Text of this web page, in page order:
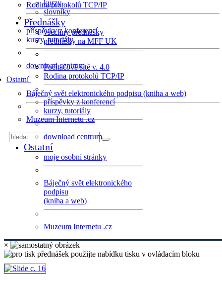
Rodina protokolů TCP/IP
příspěvky z konferencí
kurzy, tutoriály
download centrum
Ostatní
Báječný svět elektronického podpisu (kniha a web)
Muzeum Internetu .cz
kurzy
slovníky
Přednášky
všechny přednášky
přednášky na MFF UK
Počítačové sítě v. 4.0
Rodina protokolů TCP/IP
příspěvky z konferencí
kurzy, tutoriály
download centrum
Ostatní
moje osobní stránky
Báječný svět elektronického
podpisu
(kniha a web)
Muzeum Internetu .cz
×